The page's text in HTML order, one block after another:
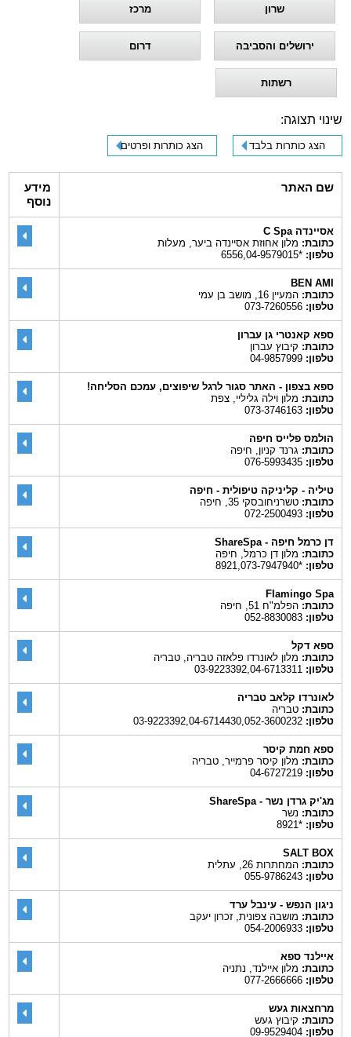
שרון מרכז
ירושלים והסביבה דרום
רשתות
שינוי תצוגה:
הצג כותרות בלבד הצג כותרות ופרטים
שם האתר
מידע
נוסף
אסיינדה C Spa
כתובת:מלון אחוזת אסיינדה ביער, מעלות
טלפון:*6556,04-9579015
BEN AMI
כתובת:המעיין 16, מושב בן עמי
טלפון:073-7260556
ספא קאנטרי גן עברון
כתובת:קיבוץ עברון
טלפון:04-9857999
ספא בצפון - האתר סגור לרגל שיפוצים, עמכם הסליחה!
כתובת:מלון וילה גליליי, צפת
טלפון:073-3746163
הולמס פלייס חיפה
כתובת:גרנד קניון, חיפה
טלפון:076-5993435
טיליה - קליניקה טיפולית - חיפה
כתובת:טשרניחובסקי 35, חיפה
טלפון:072-2500493
דן כרמל חיפה - ShareSpa
כתובת:מלון דן כרמל, חיפה
טלפון:*8921,073-7947940
Flamingo Spa
כתובת:הפלמ"ח 51, חיפה
טלפון:052-8830083
ספא דקל
כתובת:מלון לאונרדו פלאזה טבריה, טבריה
טלפון:03-9223392,04-6713311
לאונרדו קלאב טבריה
כתובת:טבריה
טלפון:03-9223392,04-6714430,052-3600232
ספא חמת קיסר
כתובת:מלון קיסר פרמייר, טבריה
טלפון:04-6727219
מג'יק גרדן נשר - ShareSpa
כתובת:נשר
טלפון:*8921
SALT BOX
כתובת:המחתרות 26, עתלית
טלפון:055-9786243
ניגון הנפש - עינבל ערד
כתובת:מושבה צפונית, זכרון יעקב
טלפון:054-2006933
איילנד ספא
כתובת:מלון איילנד, נתניה
טלפון:077-2666666
מרחצאות געש
כתובת:קיבוץ געש
טלפון:09-9529404